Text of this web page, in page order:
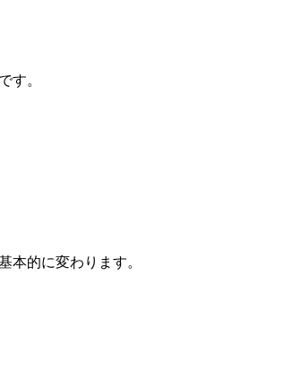
です。
本的に変わります。